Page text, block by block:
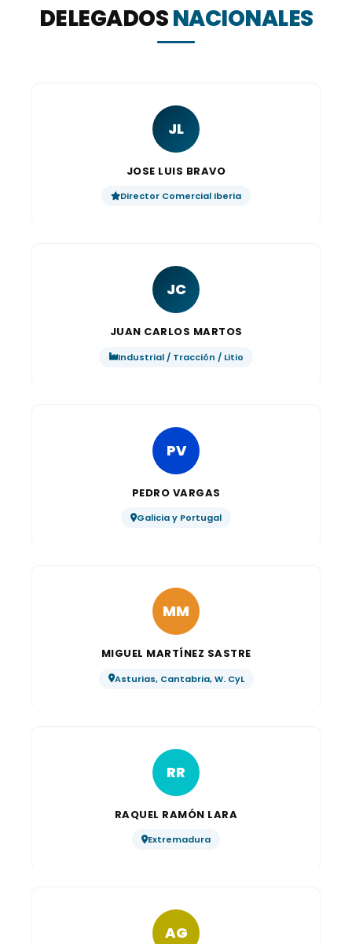
DELEGADOSNACIONALES
JL
JOSE LUIS BRAVO
Director Comercial Iberia
JC
JUAN CARLOS MARTOS
Industrial / Tracción / Litio
PV
PEDRO VARGAS
Galicia y Portugal
MM
MIGUEL MARTÍNEZ SASTRE
Asturias, Cantabria, W. CyL
RR
RAQUEL RAMÓN LARA
Extremadura
AG